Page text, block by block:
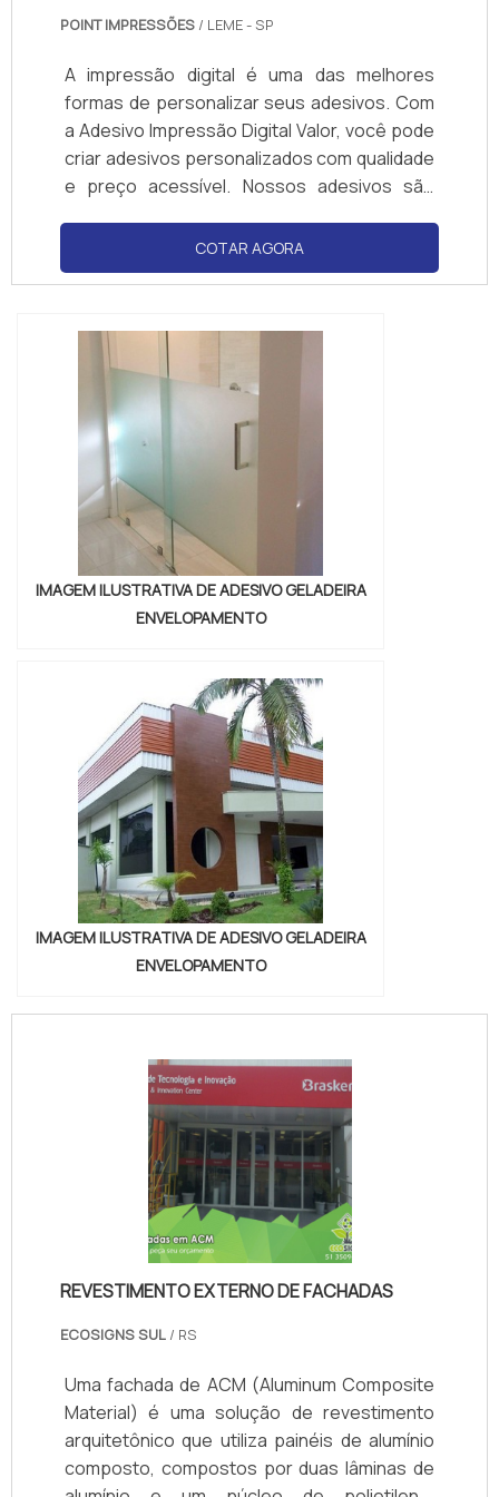
POINT IMPRESSÕES / LEME - SP
A impressão digital é uma das melhores
formas de personalizar seus adesivos. Com
a Adesivo Impressão Digital Valor, você pode
criar adesivos personalizados com qualidade
e preço acessível. Nossos adesivos são
impressão digital, garantindo que seu
adesivo seja resistente e durável. Além
para que você possa obter o melhor valor
para seu dinheiro. Não perca tempo e
compre seus adesivos personalizados com
a Adesivo Impressão Digital Valor.
COTAR AGORA
IMAGEM ILUSTRATIVA DE ADESIVO GELADEIRA
ENVELOPAMENTO
IMAGEM ILUSTRATIVA DE ADESIVO GELADEIRA
ENVELOPAMENTO
REVESTIMENTO EXTERNO DE FACHADAS
ECOSIGNS SUL / RS
Uma fachada de ACM (Aluminum Composite
Material) é uma solução de revestimento
arquitetônico que utiliza painéis de alumínio
composto, compostos por duas lâminas de